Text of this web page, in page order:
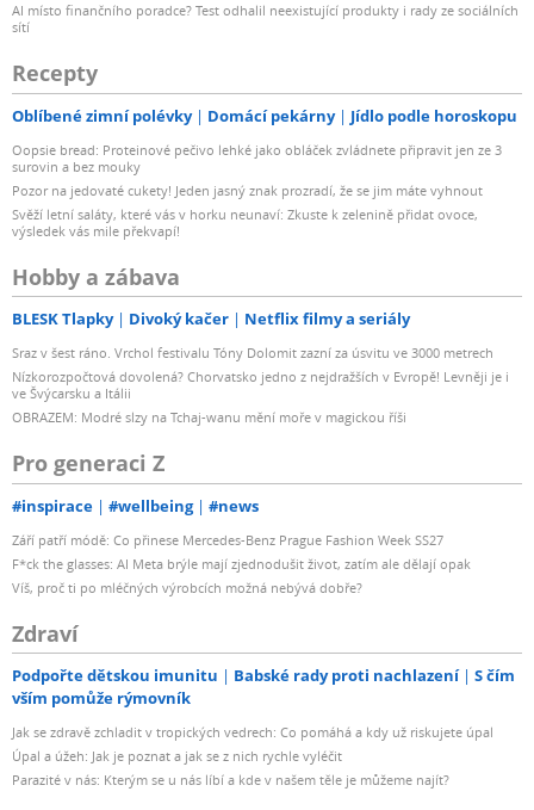
AI místo finančního poradce? Test odhalil neexistující produkty i rady ze sociálních
sítí
Recepty
Oblíbené zimní polévky Domácí pekárny Jídlo podle horoskopu
Oopsie bread: Proteinové pečivo lehké jako obláček zvládnete připravit jen ze 3
surovin a bez mouky
Pozor na jedovaté cukety! Jeden jasný znak prozradí, že se jim máte vyhnout
Svěží letní saláty, které vás v horku neunaví: Zkuste k zelenině přidat ovoce,
výsledek vás mile překvapí!
Hobby a zábava
BLESK Tlapky Divoký kačer Netflix filmy a seriály
Sraz v šest ráno. Vrchol festivalu Tóny Dolomit zazní za úsvitu ve 3000 metrech
Nízkorozpočtová dovolená? Chorvatsko jedno z nejdražších v Evropě! Levněji je i
ve Švýcarsku a Itálii
OBRAZEM: Modré slzy na Tchaj-wanu mění moře v magickou říši
Pro generaci Z
#inspirace #wellbeing #news
Září patří módě: Co přinese Mercedes-Benz Prague Fashion Week SS27
F*ck the glasses: AI Meta brýle mají zjednodušit život, zatím ale dělají opak
Víš, proč ti po mléčných výrobcích možná nebývá dobře?
Zdraví
Podpořte dětskou imunitu Babské rady proti nachlazení
S čím
vším pomůže rýmovník
Jak se zdravě zchladit v tropických vedrech: Co pomáhá a kdy už riskujete úpal
Úpal a úžeh: Jak je poznat a jak se z nich rychle vyléčit
Parazité v nás: Kterým se u nás líbí a kde v našem těle je můžeme najít?